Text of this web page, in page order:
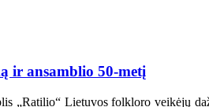
ir ansamblio 50-metį
„Ratilio“ Lietuvos folkloro veikėjų